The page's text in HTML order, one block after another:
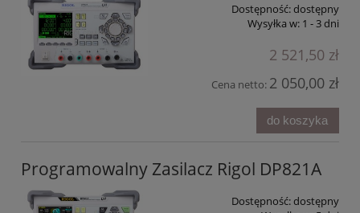
Dostępność:dostępny
Wysyłka w: 1 - 3 dni
2 521,50 zł
Cena netto: 2 050,00 zł
do koszyka
Programowalny Zasilacz Rigol DP821A
Dostępność:dostępny